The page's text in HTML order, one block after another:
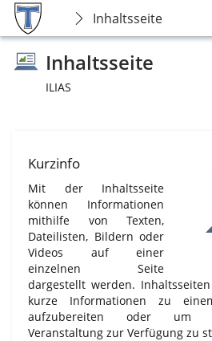
Inhaltsseite
Inhaltsseite
ILIAS
Kurzinfo
Mit der Inhaltsseite
können Informationen
mithilfe von Texten,
Dateilisten, Bildern oder
Videos auf einer
einzelnen Seite
dargestellt werden.
kurze Informationen zu
aufzubereiten oder um
Veranstaltung zur Verfügung zu